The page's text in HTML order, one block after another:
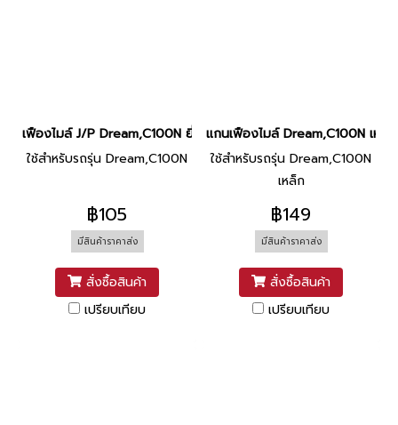
เฟืองไมล์ J/P Dream,C100N ยี่ห้อ Washi
ใช้สำหรับรถรุ่น Dream,C100N
฿105
มีสินค้าราคาส่ง
สั่งซื้อสินค้า
เปรียบเทียบ
แกนเฟืองไมล์ Dream,C100N เหล็
ใช้สำหรับรถรุ่น Dream,C100N
เหล็ก
฿149
มีสินค้าราคาส่ง
สั่งซื้อสินค้า
เปรียบเทียบ